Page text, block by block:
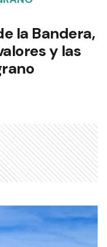
la Bandera,
y las